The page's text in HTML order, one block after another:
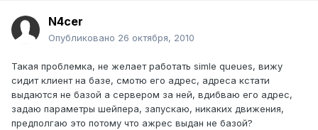
N4cer
Опубликовано 26 октября, 2010
Такая проблемка, не желает работать simle queues, вижу
сидит клиент на базе, смотю его адрес, адреса кстати
выдаются не базой а сервером за ней, вдибваю его адрес,
задаю параметры шейпера, запускаю, никаких движения,
предполгаю это потому что ажрес выдан не базой?